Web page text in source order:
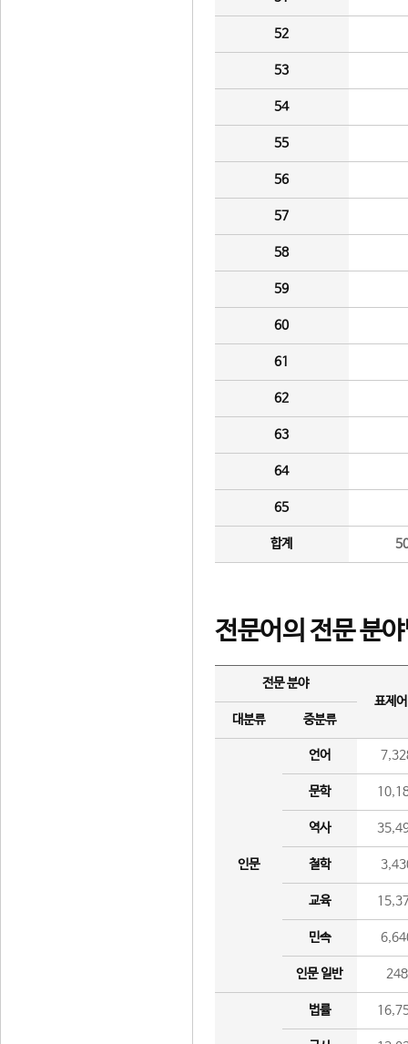
52
53
54
55
56
57
58
59
60
61
62
63
64
65
합계
전문어의 전문 분
전문 분야
표제
대분류
중분류
인문
언어
문학
역사
철학
교육
민속
인문 일반 248
법률